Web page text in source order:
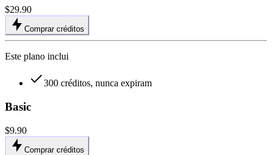
$29.90
Comprar créditos
Este plano inclui
300 créditos, nunca expiram
Basic
$9.90
Comprar créditos